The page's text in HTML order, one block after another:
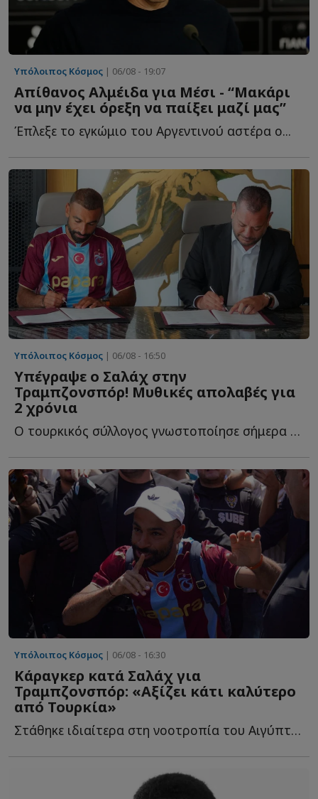
Υπόλοιπος Κόσμος | 06/08 - 19:07
Απίθανος Αλμέιδα για Μέσι - “Μακάρι
να μην έχει όρεξη να παίξει μαζί μας”
Έπλεξε το εγκώμιο του Αργεντινού αστέρα ο...
Υπόλοιπος Κόσμος | 06/08 - 16:50
Υπέγραψε ο Σαλάχ στην
Τραμπζονσπόρ! Μυθικές απολαβές για
2 χρόνια
Ο τουρκικός σύλλογος γνωστοποίησε σήμερα (6/8) ότι ο Α...
Υπόλοιπος Κόσμος | 06/08 - 16:30
Κάραγκερ κατά Σαλάχ για
Τραμπζονσπόρ: «Αξίζει κάτι καλύτερο
από Τουρκία»
Στάθηκε ιδιαίτερα στη νοοτροπία του Αιγύπτιου επιθετικού, σ...